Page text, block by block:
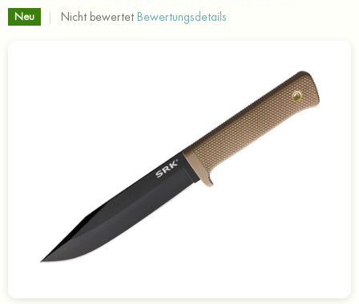
Neu
Die
Nicht bewertet Bewertungsdetails